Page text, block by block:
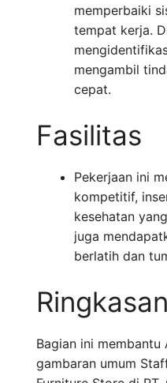
memperbaiki
tempat kerja.
mengambil
cepat.
Fasilitas
Pekerjaan ini
kompetitif,
kesehatan
juga
berlatih dan
Bagian ini membantu
gambaran umum